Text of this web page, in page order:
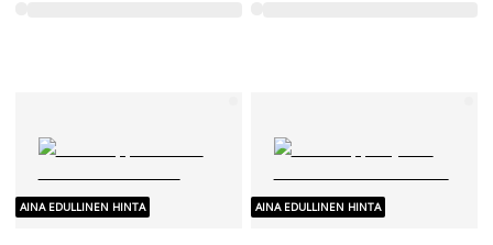
AINA EDULLINEN HINTA AINA EDULLINEN HINTA